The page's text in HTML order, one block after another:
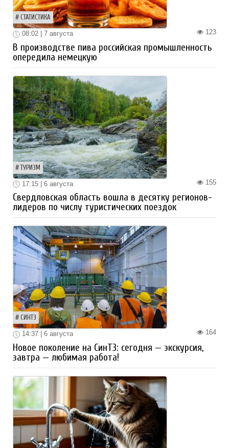
СТАТИСТИКА
123
08:02 | 7 августа
В производстве пива российская промышленность
опередила немецкую
ТУРИЗМ
155
17:15 | 6 августа
Свердловская область вошла в десятку регионов-
лидеров по числу туристических поездок
СИНТЗ
164
14:37 | 6 августа
Новое поколение на СинТЗ: сегодня — экскурсия,
завтра — любимая работа!